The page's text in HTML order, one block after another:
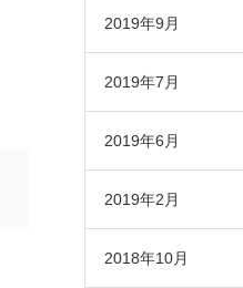
2019年9月
2019年7月
2019年6月
2019年2月
2018年10月